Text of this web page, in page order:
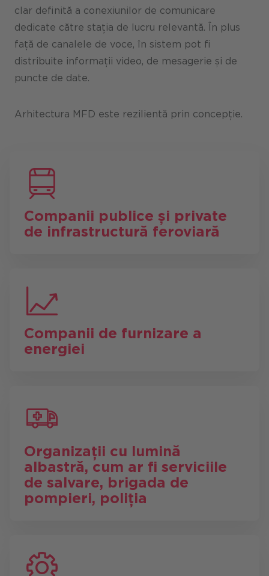
clar definită a conexiunilor de comunicare
dedicate către stația de lucru relevantă. În plus
față de canalele de voce, în sistem pot fi
distribuite informații video, de mesagerie și de
puncte de date.
Arhitectura MFD este rezilientă prin concepție.
Companii publice și private
de infrastructură feroviară
Companii de furnizare a
energiei
Organizații cu lumină
albastră, cum ar fi serviciile
de salvare, brigada de
pompieri, poliția